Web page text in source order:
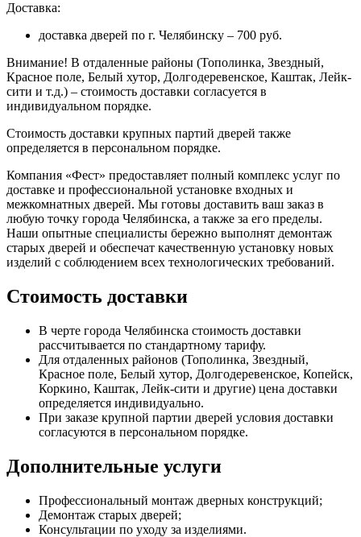
Доставка:
доставка дверей по г. Челябинску – 700 руб.
Внимание! В отдаленные районы (Тополинка, Звездный,
Красное поле, Белый хутор, Долгодеревенское, Каштак, Лейк-
сити и т.д.) – стоимость доставки согласуется в
индивидуальном порядке.
Стоимость доставки крупных партий дверей также
определяется в персональном порядке.
Компания «Фест» предоставляет полный комплекс услуг по
доставке и профессиональной установке входных и
межкомнатных дверей. Мы готовы доставить ваш заказ в
любую точку города Челябинска, а также за его пределы.
Наши опытные специалисты бережно выполнят демонтаж
старых дверей и обеспечат качественную установку новых
изделий с соблюдением всех технологических требований.
Стоимость доставки
В черте города Челябинска стоимость доставки
рассчитывается по стандартному тарифу.
Для отдаленных районов (Тополинка, Звездный,
Красное поле, Белый хутор, Долгодеревенское, Копейск,
Коркино, Каштак, Лейк-сити и другие) цена доставки
определяется индивидуально.
При заказе крупной партии дверей условия доставки
согласуются в персональном порядке.
Дополнительные услуги
Профессиональный монтаж дверных конструкций;
Демонтаж старых дверей;
Консультации по уходу за изделиями.